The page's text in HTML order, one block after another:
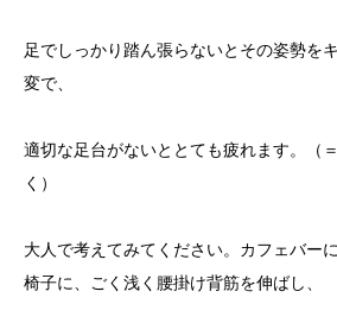
足でしっかり踏ん張らないとその姿勢を
変で、
適切な足台がないととても疲れます。（
く）
大人で考えてみてください。カフェバー
椅子に、ごく浅く腰掛け背筋を伸ばし、